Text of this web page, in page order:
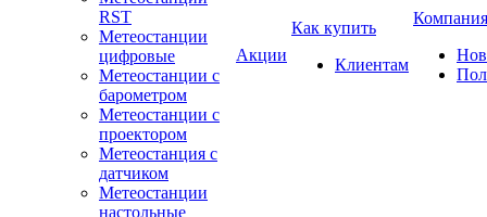
RST
Метеостанции
цифровые
Метеостанции с
барометром
Метеостанции с
проектором
Метеостанция с
датчиком
Метеостанции
настольные
Акции
Как купить
Клиентам
Компания